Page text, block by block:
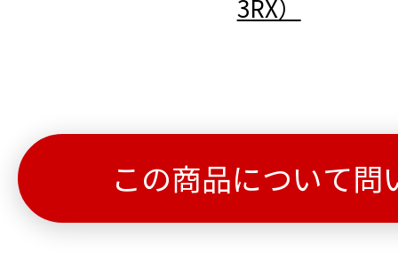
3RX）
この商品について問